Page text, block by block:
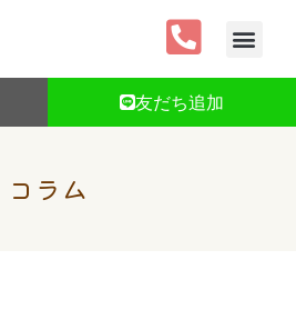
友だち追加
コラム